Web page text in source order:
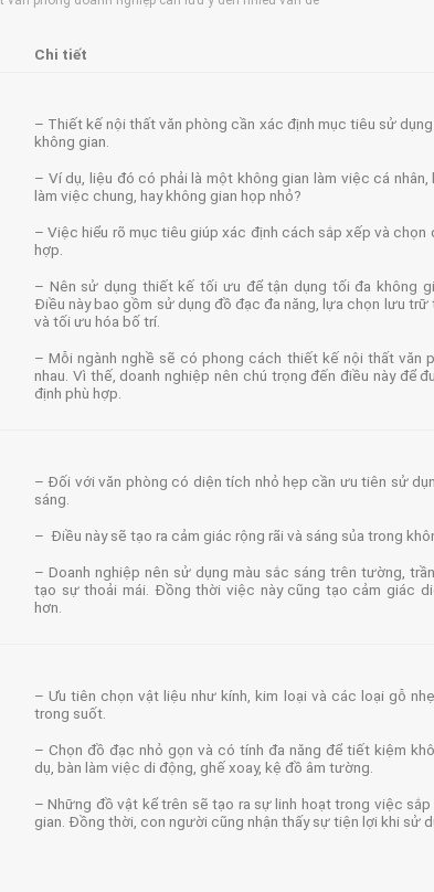
Chi tiết
– Thiết kế nội thất văn phòng cần xác định mục tiêu sử
không gian.
– Ví dụ, liệu đó có phải là một không gian làm việc cá nhân,
làm việc chung, hay không gian họp nhỏ?
– Việc hiểu rõ mục tiêu giúp xác định cách sắp xếp và chọn
hợp.
– Nên sử dụng thiết kế tối ưu để tận dụng tối đa không
Điều này bao gồm sử dụng đồ đạc đa năng, lựa chọn lưu trữ
và tối ưu hóa bố trí.
– Mỗi ngành nghề sẽ có phong cách thiết kế nội thất văn
nhau. Vì thế, doanh nghiệp nên chú trọng đến điều này để
định phù hợp.
– Đối với văn phòng có diện tích nhỏ hẹp cần ưu tiên sử
sáng.
– Điều này sẽ tạo ra cảm giác rộng rãi và sáng sủa trong
– Doanh nghiệp nên sử dụng màu sắc sáng trên tường,
tạo sự thoải mái. Đồng thời việc này cũng tạo cảm giác
hơn.
– Ưu tiên chọn vật liệu như kính, kim loại và các loại gỗ
trong suốt.
– Chọn đồ đạc nhỏ gọn và có tính đa năng để tiết kiệm
dụ, bàn làm việc di động, ghế xoay, kệ đồ âm tường.
– Những đồ vật kể trên sẽ tạo ra sự linh hoạt trong việc
gian. Đồng thời, con người cũng nhận thấy sự tiện lợi khi sử